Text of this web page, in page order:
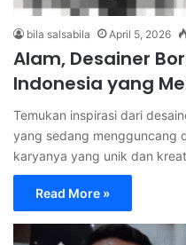
bila salsabila April 5, 2026
Alam, Desainer
Indonesia yang
Temukan inspirasi dari
yang sedang mengguncang
karyanya yang unik dan
Read More »